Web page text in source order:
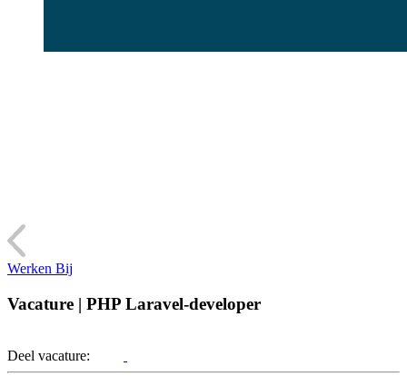
Werken Bij
Vacature | PHP Laravel-developer
Deel vacature: